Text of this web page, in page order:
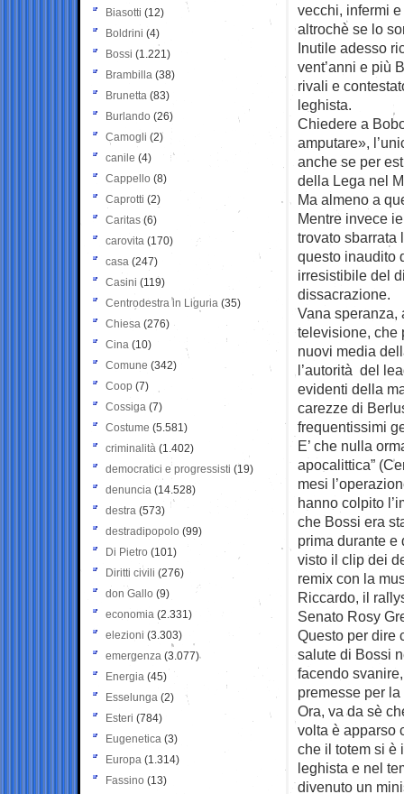
vecchi, infermi
altrochè se lo
Inutile adesso
vent’anni e più
rivali e
leghista.
Chiedere a
amputare»,
anche se per
della Lega nel
Ma almeno a
Mentre invece
trovato sbarrata
questo inaudito
irresistibile del
dissacrazione.
Vana speranza,
televisione, che
nuovi media
l’autorità del
evidenti della
carezze di
frequentissimi
E’ che nulla
apocalittica”
mesi
hanno colpito
che Bossi era
prima durante e
visto il clip dei
remix con la
Riccardo, il
Senato Rosy
Questo per dire
salute di Bossi
facendo
premesse per
Ora, va da sè
volta è apparso
che il totem si è
leghista e nel
divenuto un
Biasotti (12)
Boldrini (4)
Bossi (1.221)
Brambilla (38)
Brunetta (83)
Burlando (26)
Camogli (2)
canile (4)
Cappello (8)
Caprotti (2)
Caritas (6)
carovita (170)
casa (247)
Casini (119)
Centrodestra in Liguria (35)
Chiesa (276)
Cina (10)
Comune (342)
Coop (7)
Cossiga (7)
Costume (5.581)
criminalità (1.402)
democratici e progressisti (19)
denuncia (14.528)
destra (573)
destradipopolo (99)
Di Pietro (101)
Diritti civili (276)
don Gallo (9)
economia (2.331)
elezioni (3.303)
emergenza (3.077)
Energia (45)
Esselunga (2)
Esteri (784)
Eugenetica (3)
Europa (1.314)
Fassino (13)